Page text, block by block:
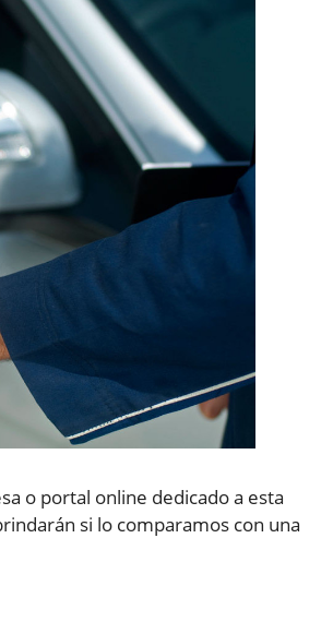
o portal online dedicado a esta
si lo comparamos con una